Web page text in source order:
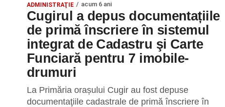
ADMINISTRAŢIE acum 6 ani
Cugirul a depus documentațiile
de primă înscriere în sistemul
integrat de Cadastru şi Carte
Funciară pentru 7 imobile-
drumuri
La Primăria orașului Cugir au fost depuse
documentaţiile cadastrale de primă înscriere în